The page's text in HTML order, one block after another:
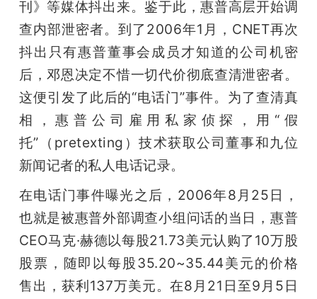
刊》等媒体抖出来。鉴于此，惠普高层开始调
查内部泄密者。到了2006年1月，CNET再次
抖出只有惠普董事会成员才知道的公司机密
后，邓恩决定不惜一切代价彻底查清泄密者。
这便引发了此后的“电话门”事件。为了查清真
相，惠普公司雇用私家侦探，用“假
托”（pretexting）技术获取公司董事和九位
新闻记者的私人电话记录。
在电话门事件曝光之后，2006年8月25日，
也就是被惠普外部调查小组问话的当日，惠普
CEO马克·赫德以每股21.73美元认购了10万股
股票，随即以每股35.20~35.44美元的价格
售出，获利137万美元。在8月21日至9月5日